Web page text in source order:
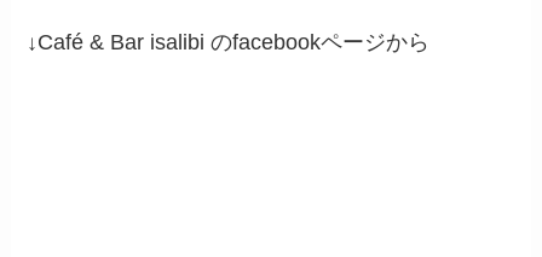
↓Café & Bar isalibi のfacebookページから